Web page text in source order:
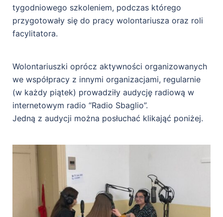
tygodniowego szkoleniem, podczas którego
przygotowały się do pracy wolontariusza oraz roli
facylitatora.
Wolontariuszki oprócz aktywności organizowanych
we współpracy z innymi organizacjami, regularnie
(w każdy piątek) prowadziły audycję radiową w
internetowym radio “Radio Sbaglio”.
Jedną z audycji można posłuchać klikająć poniżej.